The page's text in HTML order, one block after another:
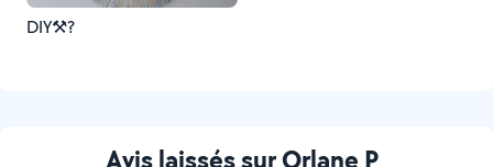
DIY⚒?
Avis laissés sur Orlane P